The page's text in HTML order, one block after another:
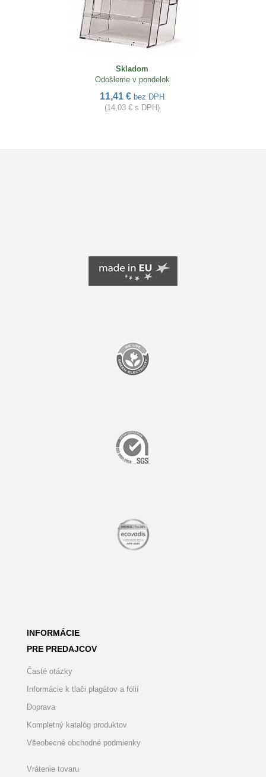
Skladom
Odošleme v pondelok
11,41 € bez DPH
(14,03 € s DPH)
INFORMÁCIE
PRE PREDAJCOV
Časté otázky
Informácie k tlači plagátov a fólií
Doprava
Kompletný katalóg produktov
Všeobecné obchodné podmienky
Vrátenie tovaru